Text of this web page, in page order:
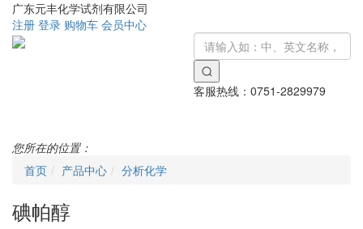
广东元丰化学试剂有限公司
注册 登录 购物车 会员中心
客服热线： 0751-2829979
您所在的位置：
首页
产品中心 分析化学
碘帕醇